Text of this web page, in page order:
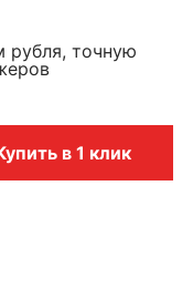
рубля, точную
в 1 клик